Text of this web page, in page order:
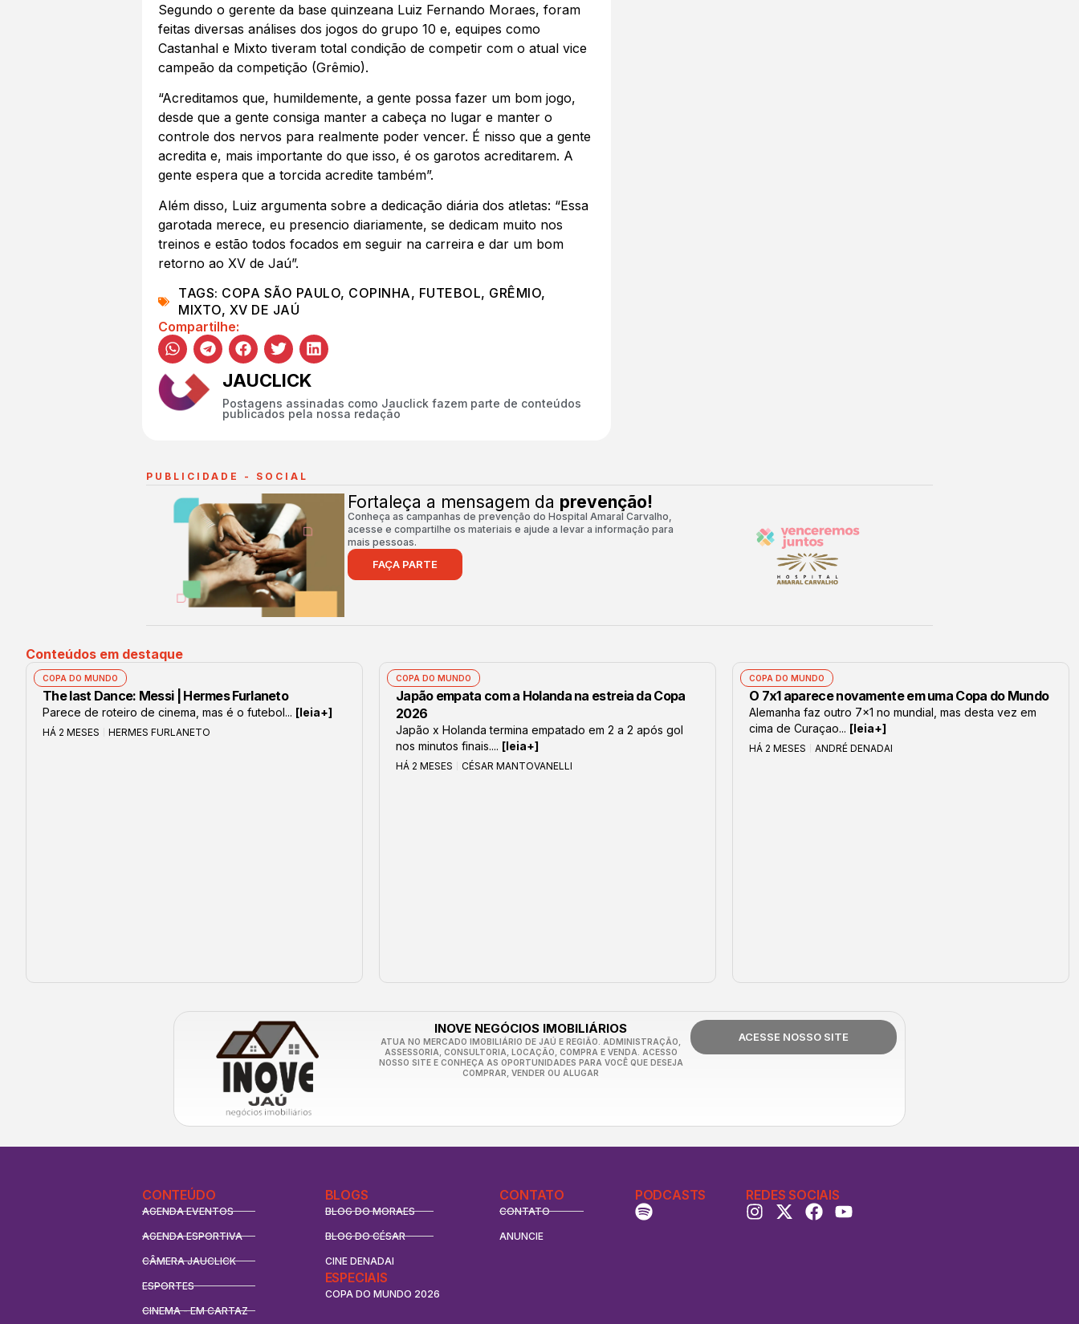
Segundo o gerente da base quinzeana Luiz Fernando Moraes, foram
feitas diversas análises dos jogos do grupo 10 e, equipes como
Castanhal e Mixto tiveram total condição de competir com o atual vice
campeão da competição (Grêmio).
“Acreditamos que, humildemente, a gente possa fazer um bom jogo,
desde que a gente consiga manter a cabeça no lugar e manter o
controle dos nervos para realmente poder vencer. É nisso que a gente
acredita e, mais importante do que isso, é os garotos acreditarem. A
gente espera que a torcida acredite também”.
Além disso, Luiz argumenta sobre a dedicação diária dos atletas: “Essa
garotada merece, eu presencio diariamente, se dedicam muito nos
treinos e estão todos focados em seguir na carreira e dar um bom
retorno ao XV de Jaú”.
TAGS: COPA SÃO PAULO, COPINHA, FUTEBOL, GRÊMIO,
MIXTO, XV DE JAÚ
Compartilhe:
JAUCLICK
Postagens assinadas como Jauclick fazem parte de conteúdos
publicados pela nossa redação
PUBLICIDADE - SOCIAL
Fortaleça a mensagem da prevenção!
Conheça as campanhas de prevenção do Hospital Amaral Carvalho,
acesse e compartilhe os materiais e ajude a levar a informação para
mais pessoas.
FAÇA PARTE
Conteúdos em destaque
COPA DO MUNDO
The last Dance: Messi | Hermes Furlaneto
Parece de roteiro de cinema, mas é o futebol... [leia+]
HÁ 2 MESES HERMES FURLANETO
COPA DO MUNDO
Japão empata com a Holanda na estreia da Copa
2026
Japão x Holanda termina empatado em 2 a 2 após gol
nos minutos finais.... [leia+]
HÁ 2 MESES CÉSAR MANTOVANELLI
COPA DO MUNDO
O 7x1 aparece novamente em uma Copa do Mundo
Alemanha faz outro 7x1 no mundial, mas desta vez em
cima de Curaçao... [leia+]
HÁ 2 MESES ANDRÉ DENADAI
INOVE NEGÓCIOS IMOBILIÁRIOS
ATUA NO MERCADO IMOBILIÁRIO DE JAÚ E REGIÃO. ADMINISTRAÇÃO,
ASSESSORIA, CONSULTORIA, LOCAÇÃO, COMPRA E VENDA. ACESSO
NOSSO SITE E CONHEÇA AS OPORTUNIDADES PARA VOCÊ QUE DESEJA
COMPRAR, VENDER OU ALUGAR
ACESSE NOSSO SITE
CONTEÚDO
AGENDA EVENTOS
AGENDA ESPORTIVA
CÂMERA JAUCLICK
ESPORTES
CINEMA - EM CARTAZ
BLOGS
BLOG DO MORAES
BLOG DO CÉSAR
CINE DENADAI
ESPECIAIS
COPA DO MUNDO 2026
CONTATO
CONTATO
ANUNCIE
PODCASTS REDES SOCIAIS